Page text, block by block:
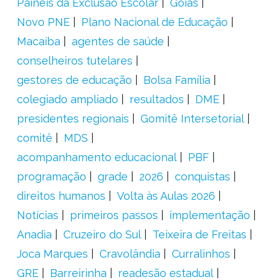
Painéis da Exclusão Escolar
Goiás
Novo PNE
Plano Nacional de Educação
Macaíba
agentes de saúde
conselheiros tutelares
gestores de educação
Bolsa Família
colegiado ampliado
resultados
DME
presidentes regionais
Gomitê Intersetorial
comitê
MDS
acompanhamento educacional
PBF
programação
grade 2026
conquistas
direitos humanos
Volta às Aulas 2026
Notícias
primeiros passos
implementação
Anadia
Cruzeiro do Sul
Teixeira de Freitas
Joca Marques
Cravolândia
Curralinhos
GRE
Barreirinha
readesão estadual